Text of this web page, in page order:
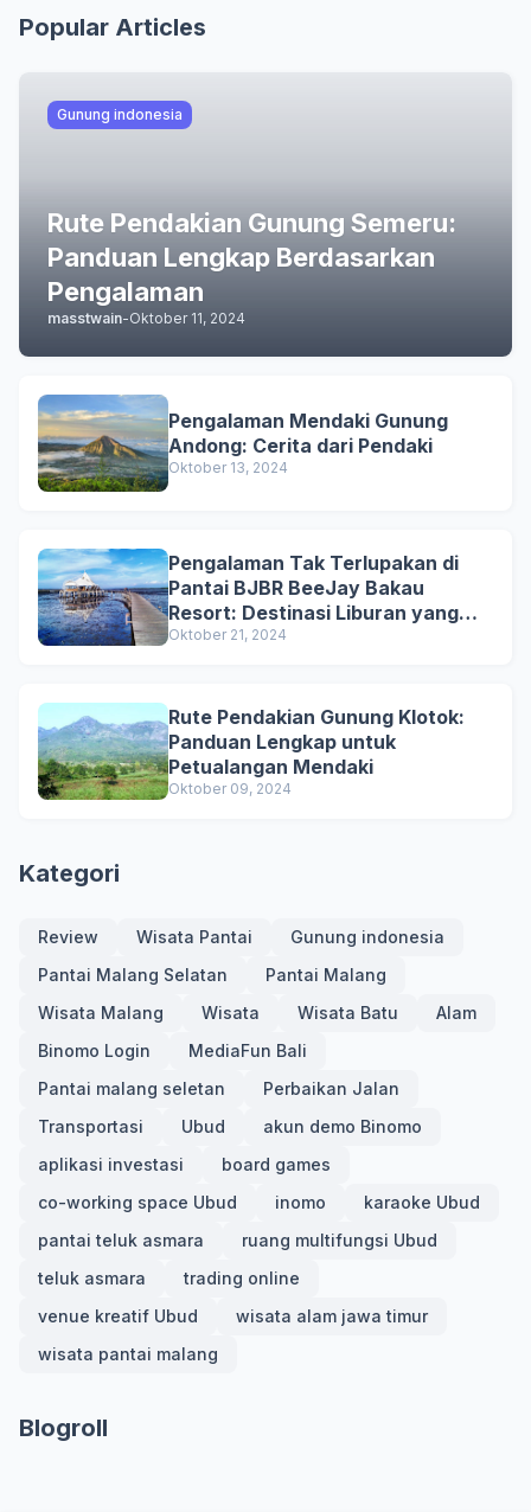
Popular Articles
Gunung indonesia
Rute Pendakian Gunung Semeru:
Panduan Lengkap Berdasarkan
Pengalaman
masstwain-Oktober 11, 2024
Pengalaman Mendaki Gunung
Andong: Cerita dari Pendaki
Oktober 13, 2024
Pengalaman Tak Terlupakan di
Pantai BJBR BeeJay Bakau
Resort: Destinasi Liburan yang
Menarik
Oktober 21, 2024
Rute Pendakian Gunung Klotok:
Panduan Lengkap untuk
Petualangan Mendaki
Oktober 09, 2024
Kategori
Review Wisata Pantai
Gunung indonesia
Pantai Malang Selatan
Pantai Malang
Wisata Malang
Wisata Wisata Batu
Alam
Binomo Login
MediaFun Bali
Pantai malang seletan
Perbaikan Jalan
Transportasi
Ubud
akun demo Binomo
aplikasi investasi
board games
co-working space Ubud
inomo
karaoke Ubud
pantai teluk asmara
ruang multifungsi Ubud
teluk asmara
trading online
venue kreatif Ubud
wisata alam jawa timur
wisata pantai malang
Blogroll